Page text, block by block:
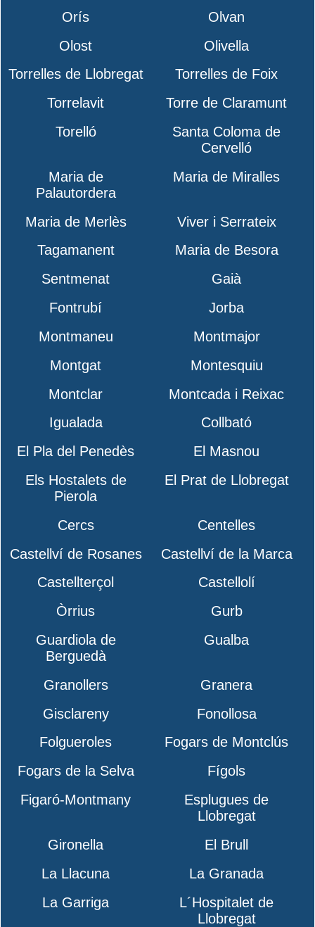
Orís
Olvan
Olost
Olivella
Torrelles de Llobregat
Torrelles de Foix
Torrelavit
Torre de Claramunt
Torelló
Santa Coloma de
Cervelló
Maria de
Palautordera
Maria de Miralles
Maria de Merlès
Viver i Serrateix
Tagamanent
Maria de Besora
Sentmenat
Gaià
Fontrubí
Jorba
Montmaneu
Montmajor
Montgat
Montesquiu
Montclar
Montcada i Reixac
Igualada
Collbató
El Pla del Penedès
El Masnou
Els Hostalets de
Pierola
El Prat de Llobregat
Cercs
Centelles
Castellví de Rosanes
Castellví de la Marca
Castellterçol
Castellolí
Òrrius
Gurb
Guardiola de
Berguedà
Gualba
Granollers
Granera
Gisclareny
Fonollosa
Folgueroles
Fogars de Montclús
Fogars de la Selva
Fígols
Figaró-Montmany
Esplugues de
Llobregat
Gironella
El Brull
La Llacuna
La Granada
La Garriga
L´Hospitalet de
Llobregat